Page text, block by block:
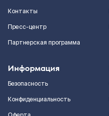
Контакты
Пресс-центр
Партнерская программа
Информация
Безопасность
Конфиденциальность